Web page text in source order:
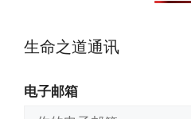
生命之道通讯
电子邮箱